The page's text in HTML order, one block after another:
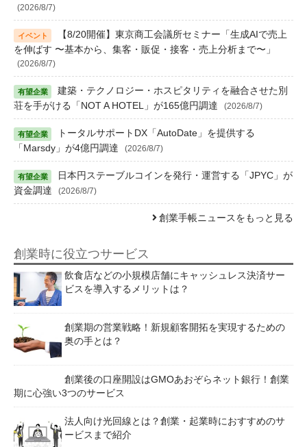
(2026/8/7)
【8/20開催】東京商工会議所セミナー「生成AIで売上
を伸ばす 〜基本から、集客・販促・接客・売上分析まで〜」
(2026/8/7)
建築・テクノロジー・ホスピタリティを融合させた別
荘を手がける「NOT A HOTEL」が165億円調達
(2026/8/7)
トータルサポートDX「AutoDate」を提供する
「Marsdy」が4億円調達
(2026/8/7)
日本円ステーブルコインを発行・運営する「JPYC」が
資金調達
(2026/8/7)
創業手帳ニュースをもっと見る
創業時に役立つサービス
飲食店などの小規模店舗にキャッシュレス決済サー
ビスを導入するメリットは？
創業期の営業戦略！新規顧客開拓を実現するための
奥の手とは？
創業後の口座開設はGMOあおぞらネット銀行！創業
期に心強い3つのサービス
法人向け光回線とは？創業・起業時におすすめのサ
ービスまで紹介